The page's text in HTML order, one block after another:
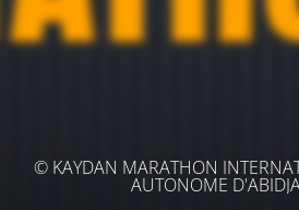
© KAYDAN MARATHON
AUTONOME